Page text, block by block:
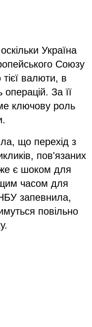
Україна
Союзу
валюти, в
операцій. За її
ключову роль
що перехід з
пов'язаних
є шоком для
часом для
запевнила,
повільно